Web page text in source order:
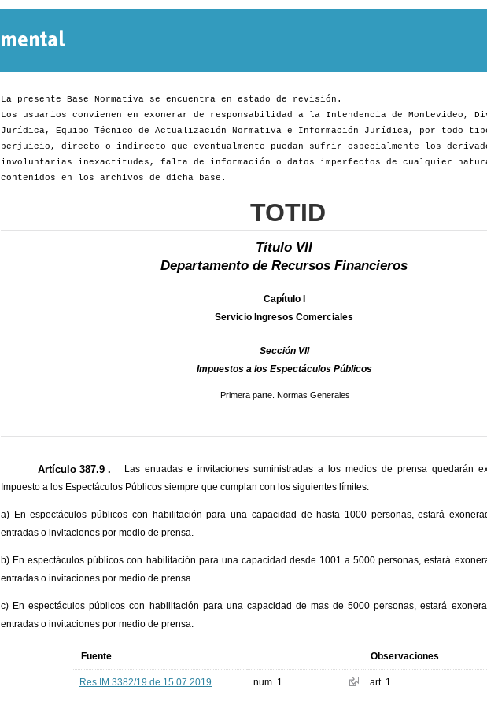
La presente Base Normativa se encuentra en estado de revisión.
Los usuarios convienen en exonerar de responsabilidad a la Intendencia de Montevideo,
Jurídica, Equipo Técnico de Actualización Normativa e Información Jurídica, por todo
perjuicio, directo o indirecto que eventualmente puedan sufrir especialmente los
involuntarias inexactitudes, falta de información o datos imperfectos de cualquier
contenidos en los archivos de dicha base.
TOTID
Título VII
Departamento de Recursos Financieros
Capítulo I
Servicio Ingresos Comerciales
Sección VII
Impuestos a los Espectáculos Públicos
Primera parte. Normas Generales
Artículo 387.9 ._
Las entradas e invitaciones suministradas a los medios de prensa quedarán
Impuesto a los Espectáculos Públicos siempre que cumplan con los siguientes límites:
a) En espectáculos públicos con habilitación para una capacidad de hasta 1000 personas, estará
entradas o invitaciones por medio de prensa.
b) En espectáculos públicos con habilitación para una capacidad desde 1001 a 5000 personas, estará
entradas o invitaciones por medio de prensa.
c) En espectáculos públicos con habilitación para una capacidad de mas de 5000 personas, estará
entradas o invitaciones por medio de prensa.
Fuente Observaciones
Res.IM 3382/19 de 15.07.2019 num. 1 art. 1